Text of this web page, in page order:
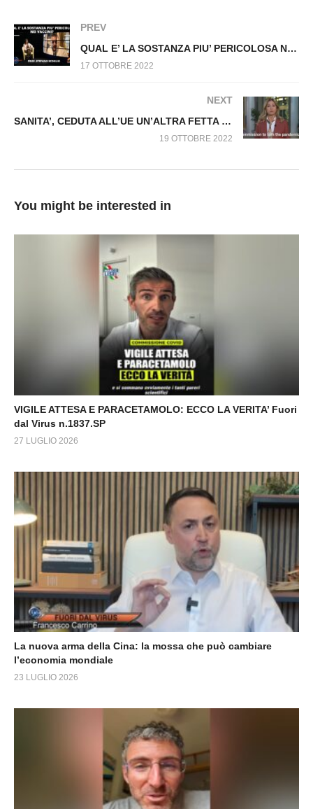
Ugur Sahin, che aveva assicurato che i vaccinati non erano più
contagiosi.
Notizia citata: https://www.lindipendente.online/2022…
PREV
QUAL E’ LA SOSTANZA PIU’ PERICOLOSA NEI VACCINI? Prof. Stefano Scoglio. Fuori al Virus n.271
17 OTTOBRE 2022
NEXT
SANITA’, CEDUTA ALL’UE UN’ALTRA FETTA DI SOVRANITA’. Fuori dal Virus n.335.SP
19 OTTOBRE 2022
You might be interested in
VIGILE ATTESA E PARACETAMOLO: ECCO LA VERITA’ Fuori
dal Virus n.1837.SP
27 LUGLIO 2026
La nuova arma della Cina: la mossa che può cambiare
l’economia mondiale
23 LUGLIO 2026